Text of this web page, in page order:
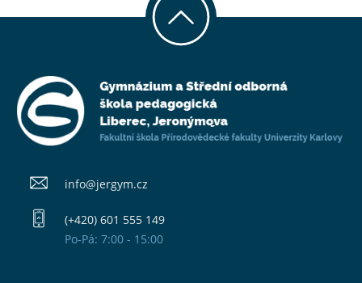
info@​jergym.cz
(+420) 601 555 149
Po-Pá: 7:00 - 15:00